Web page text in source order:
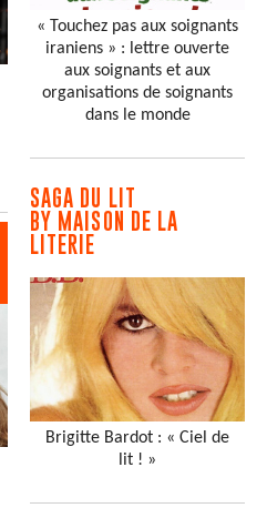
« Touchez pas aux soignants
iraniens » : lettre ouverte
aux soignants et aux
organisations de soignants
dans le monde
SAGA DU LIT
BY MAISON DE LA
LITERIE
Brigitte Bardot : « Ciel de
lit ! »